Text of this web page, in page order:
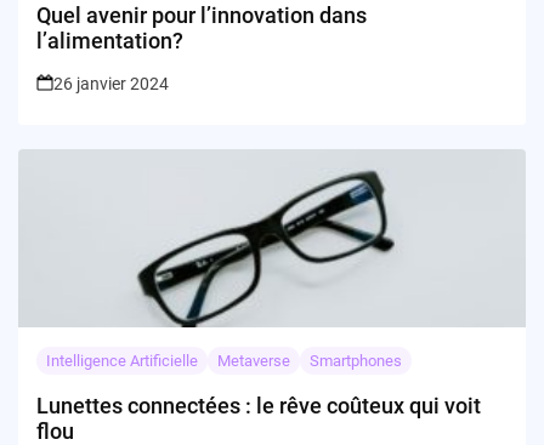
Quel avenir pour l’innovation dans
l’alimentation?
26 janvier 2024
Intelligence Artificielle Metaverse Smartphones
Lunettes connectées : le rêve coûteux qui voit
flou